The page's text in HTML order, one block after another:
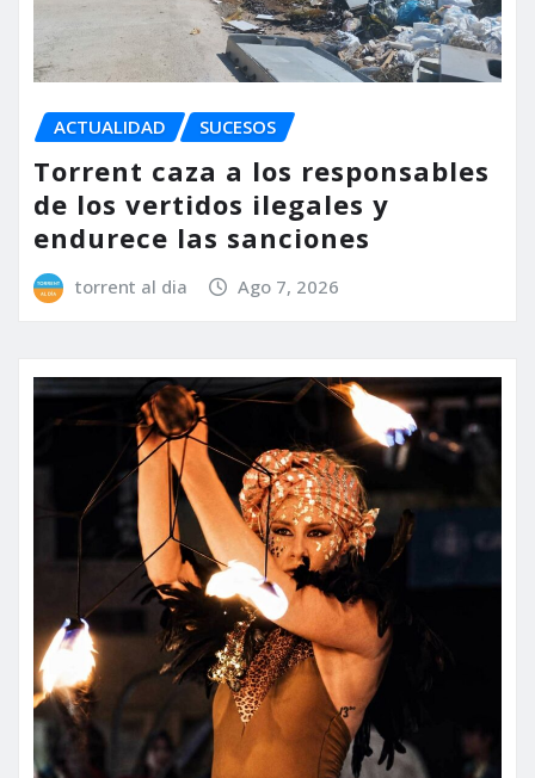
ACTUALIDAD SUCESOS
Torrent caza a los responsables
de los vertidos ilegales y
endurece las sanciones
torrent al dia Ago 7, 2026